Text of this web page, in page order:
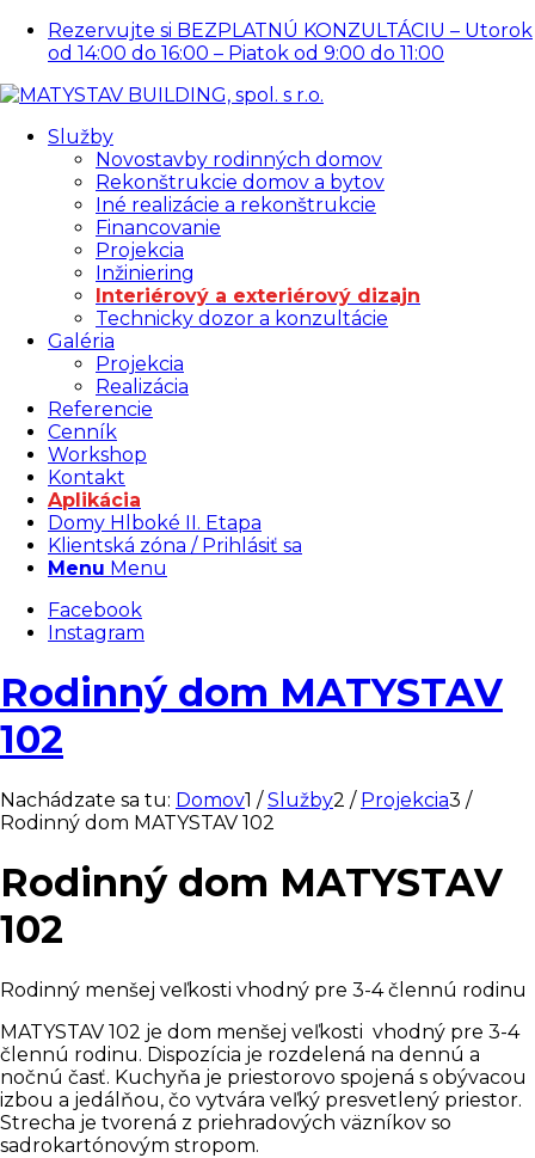
Rezervujte si BEZPLATNÚ KONZULTÁCIU – Utorok
od 14:00 do 16:00 – Piatok od 9:00 do 11:00
Služby
Novostavby rodinných domov
Rekonštrukcie domov a bytov
Iné realizácie a rekonštrukcie
Financovanie
Projekcia
Inžiniering
Interiérový a exteriérový dizajn
Technicky dozor a konzultácie
Galéria
Projekcia
Realizácia
Referencie
Cenník
Workshop
Kontakt
Aplikácia
Domy Hlboké II. Etapa
Klientská zóna / Prihlásiť sa
Menu Menu
Facebook
Instagram
Rodinný dom MATYSTAV
102
Nachádzate sa tu: Domov1 / Služby2 / Projekcia3 /
Rodinný dom MATYSTAV 102
Rodinný dom MATYSTAV
102
Rodinný menšej veľkosti vhodný pre 3-4 člennú rodinu
MATYSTAV 102 je dom menšej veľkosti vhodný pre 3-4
člennú rodinu. Dispozícia je rozdelená na dennú a
nočnú časť. Kuchyňa je priestorovo spojená s obývacou
izbou a jedálňou, čo vytvára veľký presvetlený priestor.
Strecha je tvorená z priehradových väzníkov so
sadrokartónovým stropom.